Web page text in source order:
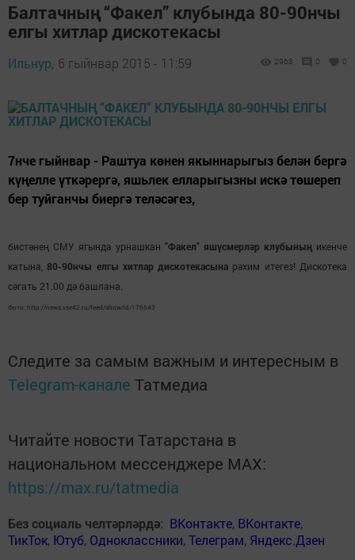
Балтачның “Факел” клубында 80-90нчы
елгы хитлар дискотекасы
Ильнур, 6 гыйнвар 2015 - 11:59 2968 0 0
7нче гыйнвар - Раштуа көнен якыннарыгыз белән бергә
күңелле үткәрергә, яшьлек елларыгызны искә төшереп
бер туйганчы биергә теләсәгез,
бистәнең СМУ ягында урнашкан "Факел" яшүсмерләр клубының икенче
катына,80-90нчы елгы хитлар дискотекасына рәхим итегез! Дискотека
сәгать 21.00 дә башлана.
Фото: http://news.vse42.ru/feed/show/id/176643
Следите за самым важным и интересным в
Telegram-канале Татмедиа
Читайте новости Татарстана в
национальном мессенджере MАХ:
https://max.ru/tatmedia
Без социаль челтәрләрдә: ВКонтакте, ВКонтакте,
ТикТок, Ютуб, Одноклассники,Телеграм, Яндекс.Дзен